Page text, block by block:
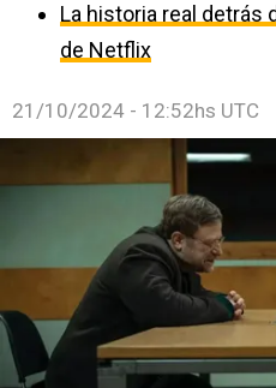
La historia real detrás
de Netflix
21/10/2024 - 12:52hs UTC